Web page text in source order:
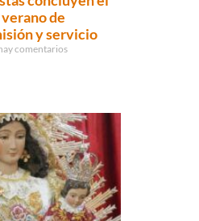
de
y servicio
comentarios